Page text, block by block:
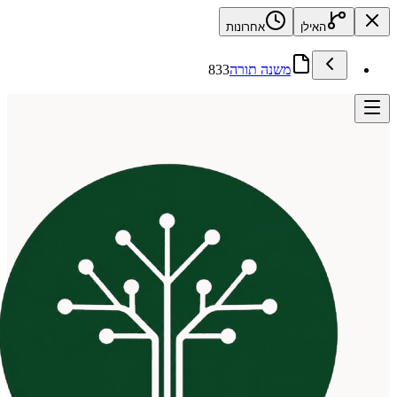
האילן אחרונות
משנה תורה833